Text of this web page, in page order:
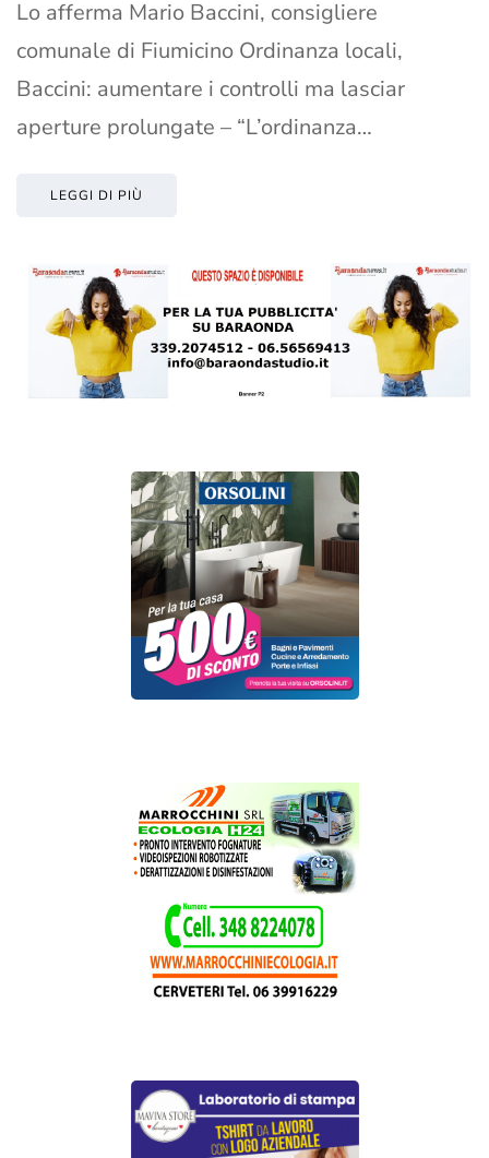
Lo afferma Mario Baccini, consigliere
comunale di Fiumicino Ordinanza locali,
Baccini: aumentare i controlli ma lasciar
aperture prolungate – “L’ordinanza…
LEGGI DI PIÙ